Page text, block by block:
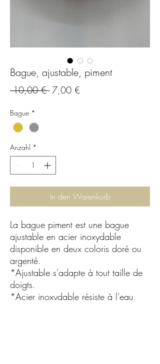
Bague, ajustable, piment
10,00 € Standardpreis
7,00 €
Bague *
Anzahl *
In den Warenkorb
La bague piment est une bague
ajustable en acier inoxydable
disponible en deux coloris doré ou
argenté.
*Ajustable s’adapte à tout taille de
doigts.
*Acier inoxydable résiste à l’eau,